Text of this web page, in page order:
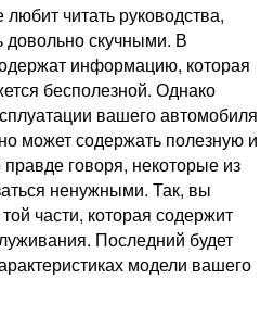
читать руководства,
довольно скучными. В
информацию, которая
бесполезной. Однако
вашего автомобиля
может содержать полезную и
говоря, некоторые из
ненужными. Так, вы
части, которая содержит
Последний будет
модели вашего